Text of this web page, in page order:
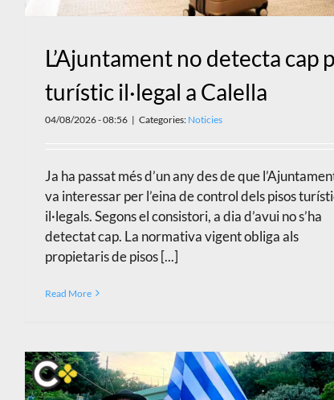
L’Ajuntament no detecta cap
turístic il·legal a Calella
04/08/2026 - 08:56 | Categories: Noticies
Ja ha passat més d’un any des de que
va interessar per l’eina de control dels pisos
il·legals. Segons el consistori, a dia d’avui no s’ha
detectat cap. La normativa vigent obliga als
propietaris de pisos [...]
Read More